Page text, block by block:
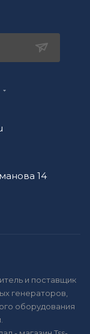
14
и поставщик
генераторов,
оборудования